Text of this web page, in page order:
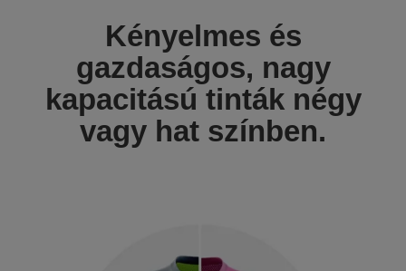
Kényelmes és
gazdaságos, nagy
kapacitású tinták négy
vagy hat színben.